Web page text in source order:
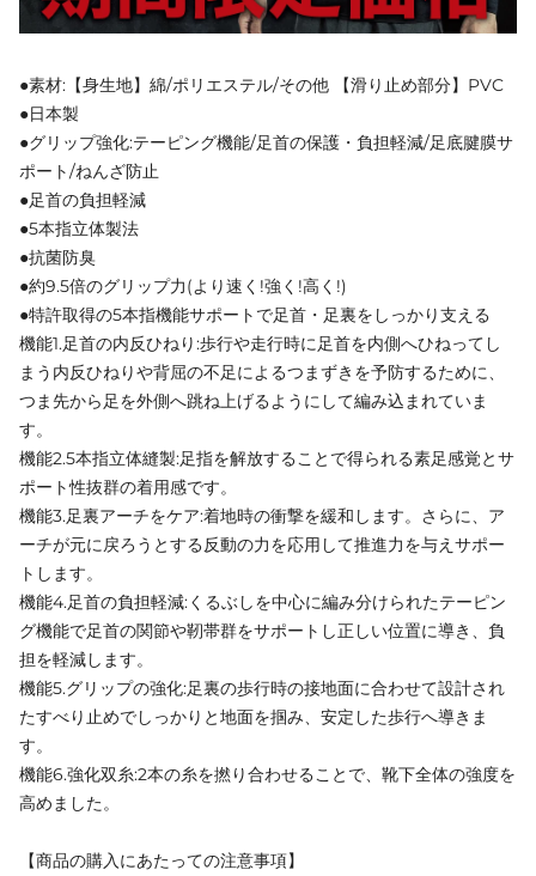
●素材:【身生地】綿/ポリエステル/その他 【滑り止め部分】PVC
●日本製
●グリップ強化:テーピング機能/足首の保護・負担軽減/足底腱膜サ
ポート/ねんざ防止
●足首の負担軽減
●5本指立体製法
●抗菌防臭
●約9.5倍のグリップ力(より速く!強く!高く!)
●特許取得の5本指機能サポートで足首・足裏をしっかり支える
機能1.足首の内反ひねり:歩行や走行時に足首を内側へひねってし
まう内反ひねりや背屈の不足によるつまずきを予防するために、
つま先から足を外側へ跳ね上げるようにして編み込まれていま
す。
機能2.5本指立体縫製:足指を解放することで得られる素足感覚とサ
ポート性抜群の着用感です。
機能3.足裏アーチをケア:着地時の衝撃を緩和します。さらに、ア
ーチが元に戻ろうとする反動の力を応用して推進力を与えサポー
トします。
機能4.足首の負担軽減:くるぶしを中心に編み分けられたテーピン
グ機能で足首の関節や靭帯群をサポートし正しい位置に導き、負
担を軽減します。
機能5.グリップの強化:足裏の歩行時の接地面に合わせて設計され
たすべり止めでしっかりと地面を掴み、安定した歩行へ導きま
す。
機能6.強化双糸:2本の糸を撚り合わせることで、靴下全体の強度を
高めました。
【商品の購入にあたっての注意事項】